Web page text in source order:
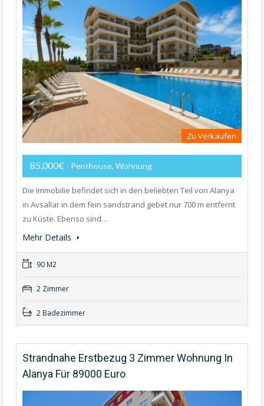
Zu Verkaufen
85,000€ - Penthouse, Wohnung
Die Immobilie befindet sich in den beliebten Teil von Alanya
in Avsallar in dem fein sandstrand gebet nur 700 m entfernt
zu Küste. Ebenso sind…
Mehr Details
90 M2
2 Zimmer
2 Badezimmer
Strandnahe Erstbezug 3 Zimmer Wohnung In
Alanya Für 89000 Euro